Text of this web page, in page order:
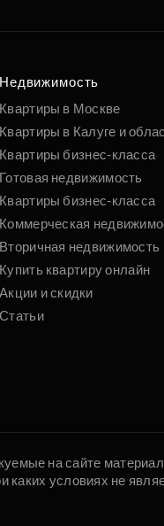
Недвижимость
Квартиры в Москве
Квартиры в Калуге и
Квартиры бизнес-класса
Готовая недвижимость
Квартиры бизнес-класса
Коммерческая
Вторичная недвижимость
Купить квартиру онлайн
Акции и скидки
Статьи
на сайте
условиях не